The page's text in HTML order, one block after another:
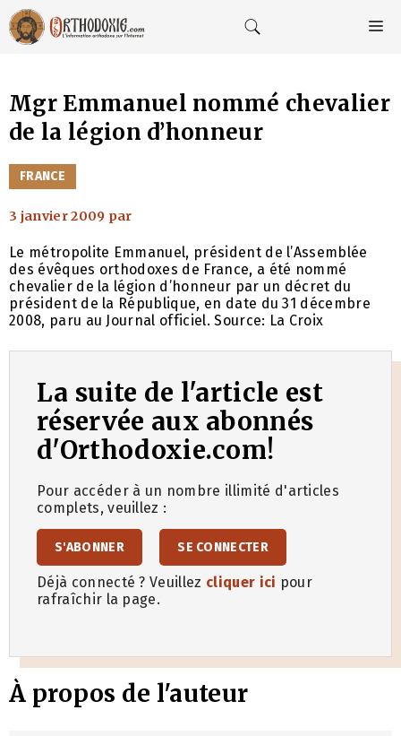
Aller
au
contenu
Mgr Emmanuel nommé chevalier
de la légion d’honneur
CATÉGORIES
FRANCE
3 janvier 2009 par
Le métropolite Emmanuel, président de l’Assemblée
des évêques orthodoxes de France, a été nommé
chevalier de la légion d’honneur par un décret du
président de la République, en date du 31 décembre
2008, paru au Journal officiel. Source: La Croix
La suite de l'article est
réservée aux abonnés
d'Orthodoxie.com!
Pour accéder à un nombre illimité d'articles
complets, veuillez :
S'ABONNER SE CONNECTER
Déjà connecté ? Veuillez cliquer ici pour
rafraîchir la page.
À propos de l'auteur